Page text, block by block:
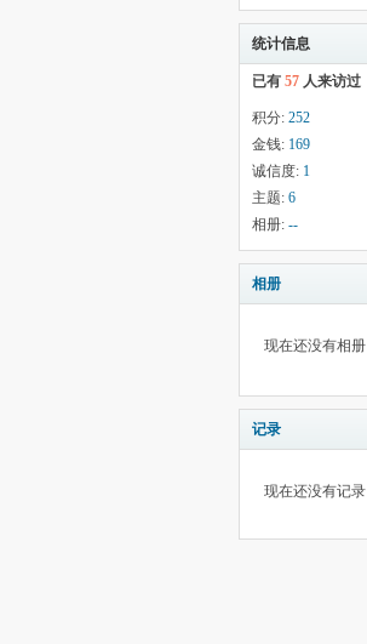
统计信息
已有 57 人来访过
积分: 252
金钱: 169
诚信度: 1
主题: 6
相册: --
相册
现在还没有相册
记录
现在还没有记录